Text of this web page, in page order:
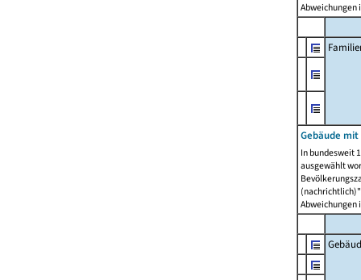
Abweichungen
Gebäude
In bundesweit
ausgewählt
Abweichungen